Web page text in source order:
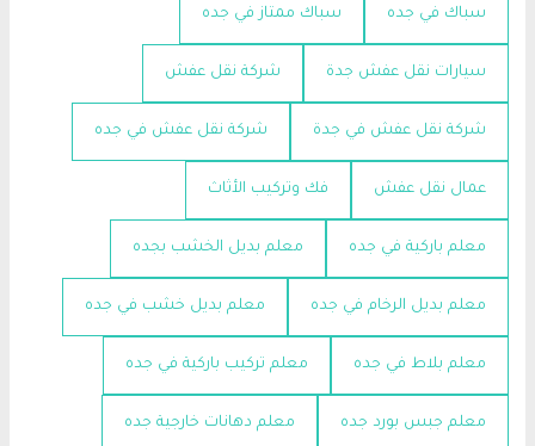
سباك في جده سباك ممتاز في جده
سيارات نقل عفش جدة شركة نقل عفش
شركة نقل عفش في جدة شركة نقل عفش في جده
عمال نقل عفش فك وتركيب الأثاث
معلم باركية في جده معلم بديل الخشب بجده
معلم بديل الرخام في جده معلم بديل خشب في جده
معلم بلاط في جده معلم تركيب باركية في جده
معلم جبس بورد جده معلم دهانات خارجية جده